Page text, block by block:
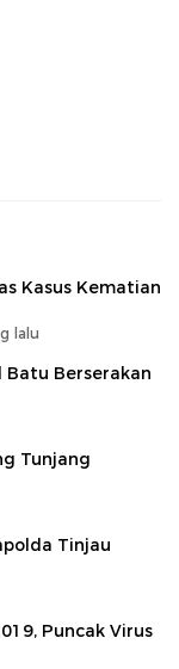
Kasus Kematian
lalu
Batu Berserakan
Tunjang
Tinjau
Puncak Virus